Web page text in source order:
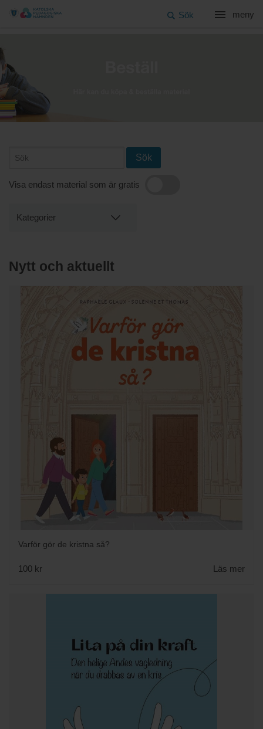
meny
Sök
Sök
Visa endast material som är gratis
Kategorier
Nytt och aktuellt
Varför gör de kristna så?
100 kr Läs mer